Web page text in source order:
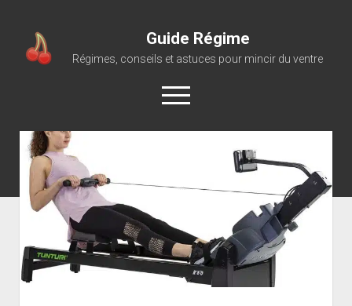
Guide Régime
Régimes, conseils et astuces pour mincir du ventre
open
menu